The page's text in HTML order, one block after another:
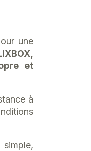
une
et
à
simple,